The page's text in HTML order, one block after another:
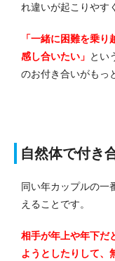
れ違いが起こりやす
「一緒に困難を乗
感し合いたい」 とい
のお付き合いがもっ
自然体で付き
同い年カップルの一
えることです。
相手が年上や年下だ
ようとしたりして、